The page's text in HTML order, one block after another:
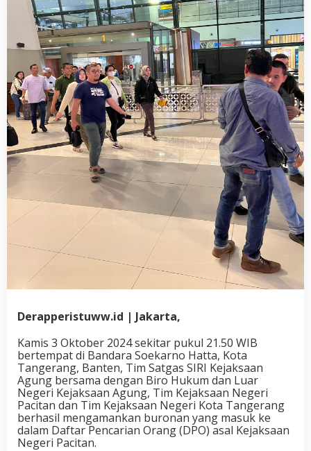
Derapperistuww.id | Jakarta,
Kamis 3 Oktober 2024 sekitar pukul 21.50 WIB
bertempat di Bandara Soekarno Hatta, Kota
Tangerang, Banten, Tim Satgas SIRI Kejaksaan
Agung bersama dengan Biro Hukum dan Luar
Negeri Kejaksaan Agung, Tim Kejaksaan Negeri
Pacitan dan Tim Kejaksaan Negeri Kota Tangerang
berhasil mengamankan buronan yang masuk ke
dalam Daftar Pencarian Orang (DPO) asal Kejaksaan
Negeri Pacitan.